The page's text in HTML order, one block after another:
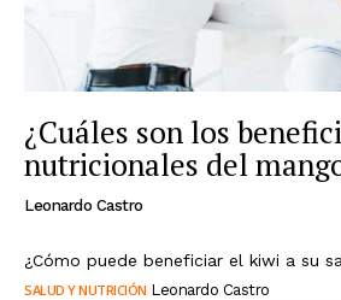
¿Cuáles son los
nutricionales del
Leonardo Castro
¿Cómo puede beneficiar el kiwi a su
SALUD Y NUTRICIÓN Leonardo Castro